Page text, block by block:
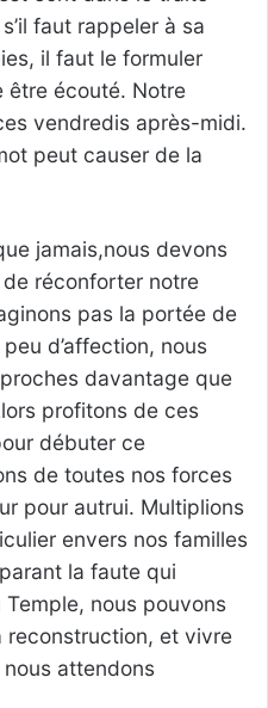
faut rappeler à sa
il faut le formuler
être écouté. Notre
vendredis après-midi.
peut causer de la
jamais,nous devons
de réconforter notre
pas la portée de
d’affection, nous
davantage que
profitons de ces
débuter ce
de toutes nos forces
pour autrui. Multiplions
envers nos familles
la faute qui
nous pouvons
reconstruction, et vivre
attendons